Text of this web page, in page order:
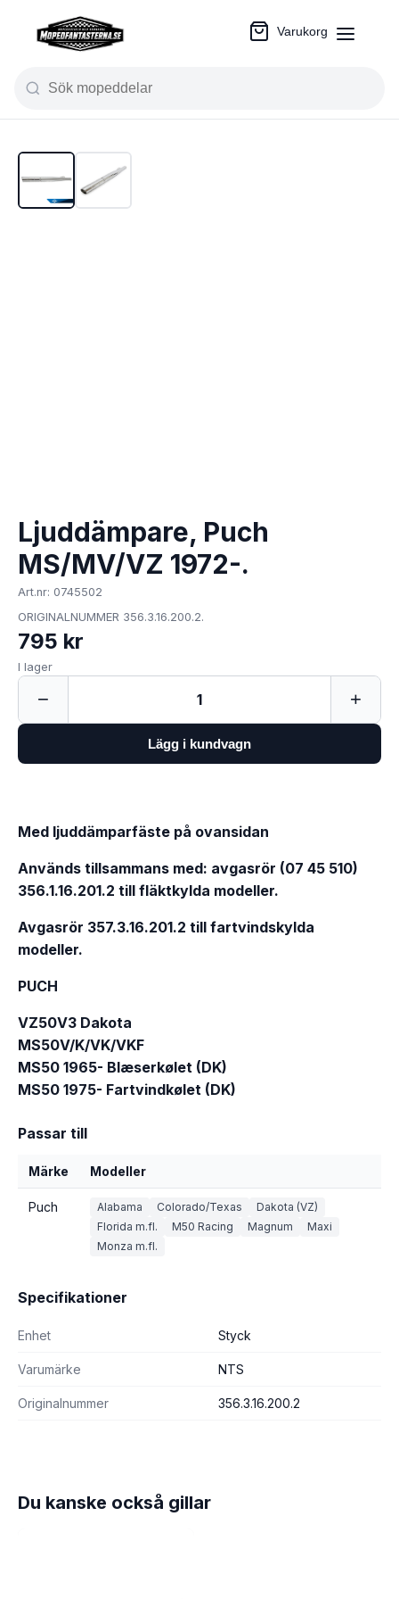
Varukorg
Ljuddämpare, Puch
MS/MV/VZ 1972-.
Art.nr: 0745502
ORIGINALNUMMER 356.3.16.200.2.
795 kr
I lager
− 1 +
Lägg i kundvagn
Med ljuddämparfäste på ovansidan
Används tillsammans med: avgasrör (07 45 510)
356.1.16.201.2 till fläktkylda modeller.
Avgasrör 357.3.16.201.2 till fartvindskylda
modeller.
PUCH
VZ50V3 Dakota
MS50V/K/VK/VKF
MS50 1965- Blæserkølet (DK)
MS50 1975- Fartvindkølet (DK)
Passar till
Märke Modeller
Puch Alabama Colorado/Texas
Dakota (VZ)
Florida m.fl.
M50 Racing Magnum
Maxi
Monza m.fl.
Specifikationer
Enhet Styck
Varumärke NTS
Originalnummer 356.3.16.200.2
Du kanske också gillar